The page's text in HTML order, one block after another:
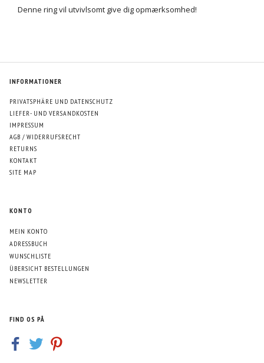
Denne ring vil utvivlsomt give dig opmærksomhed!
INFORMATIONER
PRIVATSPHÄRE UND DATENSCHUTZ
LIEFER- UND VERSANDKOSTEN
IMPRESSUM
AGB / WIDERRUFSRECHT
RETURNS
KONTAKT
SITE MAP
KONTO
MEIN KONTO
ADRESSBUCH
WUNSCHLISTE
ÜBERSICHT BESTELLUNGEN
NEWSLETTER
FIND OS PÅ